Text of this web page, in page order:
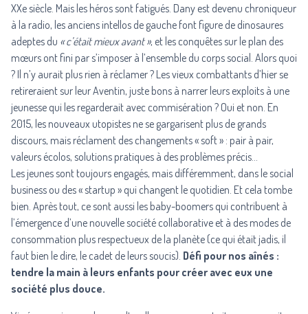
XXe siècle. Mais les héros sont fatigués. Dany est devenu chroniqueur
à la radio, les anciens intellos de gauche font figure de dinosaures
adeptes du « c’était mieux avant », et les conquêtes sur le plan des
mœurs ont fini par s’imposer à l’ensemble du corps social. Alors quoi
? Il n’y aurait plus rien à réclamer ? Les vieux combattants d’hier se
retireraient sur leur Aventin, juste bons à narrer leurs exploits à une
jeunesse qui les regarderait avec commisération ? Oui et non. En
2015, les nouveaux utopistes ne se gargarisent plus de grands
discours, mais réclament des changements « soft » : pair à pair,
valeurs écolos, solutions pratiques à des problèmes précis…
Les jeunes sont toujours engagés, mais différemment, dans le social
business ou des « startup » qui changent le quotidien. Et cela tombe
bien. Après tout, ce sont aussi les baby-boomers qui contribuent à
l’émergence d’une nouvelle société collaborative et à des modes de
consommation plus respectueux de la planète (ce qui était jadis, il
faut bien le dire, le cadet de leurs soucis). Défi pour nos aînés :
tendre la main à leurs enfants pour créer avec eux une
société plus douce.